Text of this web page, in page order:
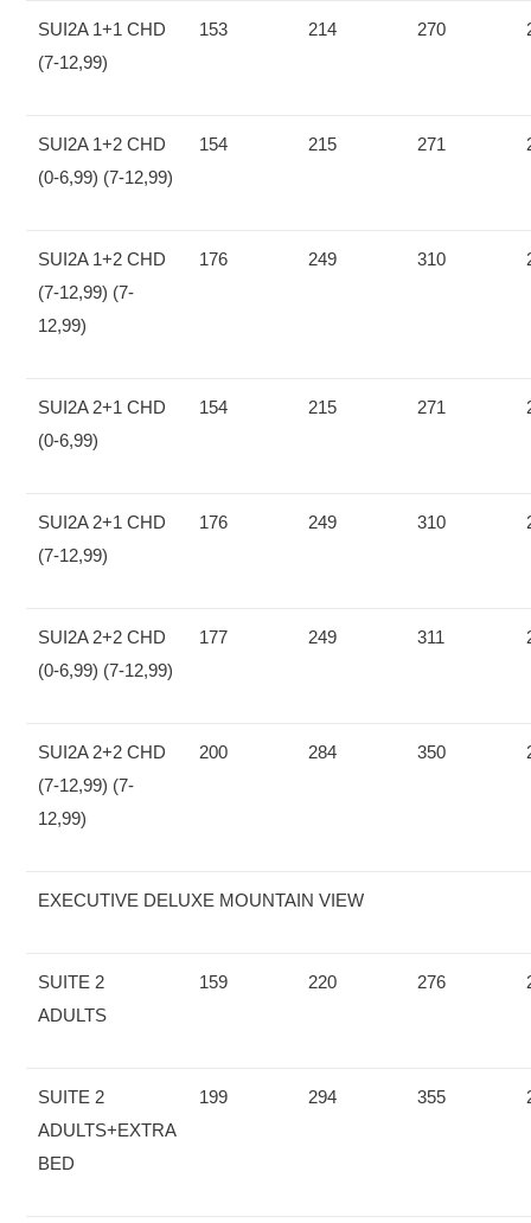
SUI2A 1+1 CHD
(7-12,99)
153 214 270
SUI2A 1+2 CHD
(0-6,99) (7-12,99)
154 215 271
SUI2A 1+2 CHD
(7-12,99) (7-
12,99)
176 249 310
SUI2A 2+1 CHD
(0-6,99)
154 215 271
SUI2A 2+1 CHD
(7-12,99)
176 249 310
SUI2A 2+2 CHD
(0-6,99) (7-12,99)
177 249 311
SUI2A 2+2 CHD
(7-12,99) (7-
12,99)
200 284 350
EXECUTIVE DELUXE MOUNTAIN VIEW
SUITE 2
ADULTS
159 220 276
SUITE 2
ADULTS+EXTRA
BED
199 294 355